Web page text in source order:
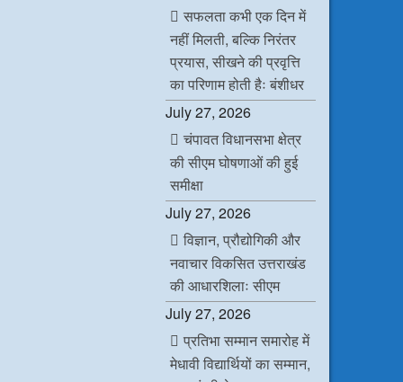
सफलता कभी एक दिन में
नहीं मिलती, बल्कि निरंतर
प्रयास, सीखने की प्रवृत्ति
का परिणाम होती हैः बंशीधर
July 27, 2026
चंपावत विधानसभा क्षेत्र
की सीएम घोषणाओं की हुई
समीक्षा
July 27, 2026
विज्ञान, प्रौद्योगिकी और
नवाचार विकसित उत्तराखंड
की आधारशिलाः सीएम
July 27, 2026
प्रतिभा सम्मान समारोह में
मेधावी विद्यार्थियों का सम्मान,